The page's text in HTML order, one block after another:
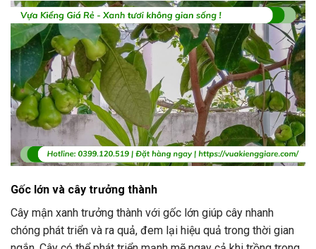
Gốc lớn và cây trưởng thành
Cây mận xanh trưởng thành với gốc lớn giúp cây nhanh
chóng phát triển và ra quả, đem lại hiệu quả trong thời gian